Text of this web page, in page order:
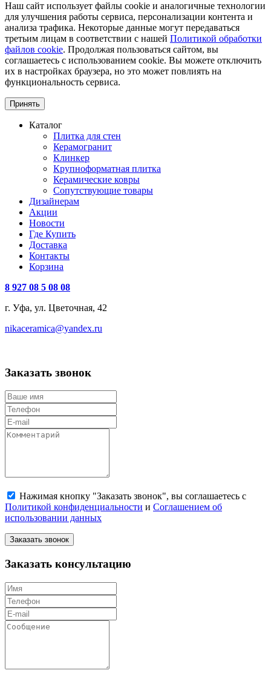
Наш сайт использует файлы cookie и аналогичные технологии
для улучшения работы сервиса, персонализации контента и
анализа трафика. Некоторые данные могут передаваться
третьим лицам в соответствии с нашей Политикой обработки
файлов cookie. Продолжая пользоваться сайтом, вы
соглашаетесь с использованием cookie. Вы можете отключить
их в настройках браузера, но это может повлиять на
функциональность сервиса.
Принять
Каталог
Плитка для стен
Керамогранит
Клинкер
Крупноформатная плитка
Керамические ковры
Сопутствующие товары
Дизайнерам
Акции
Новости
Где Купить
Доставка
Контакты
Корзина
8 927 08 5 08 08
г. Уфа, ул. Цветочная, 42
nikaceramica@yandex.ru
Заказать звонок
Нажимая кнопку "Заказать звонок", вы соглашаетесь с
Политикой конфиденциальности и Соглашением об
использовании данных
Заказать звонок
Заказать консультацию